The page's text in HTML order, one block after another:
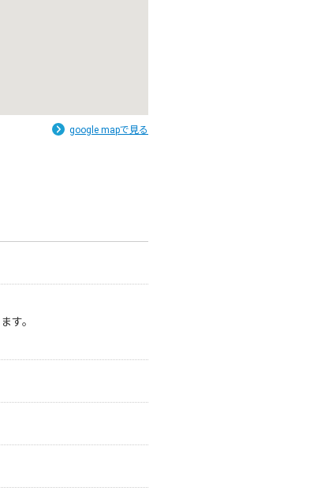
google mapで見る
す。